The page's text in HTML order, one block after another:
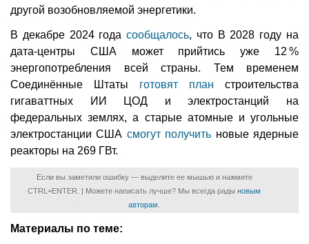
другой возобновляемой энергетики.
В декабре 2024 годасообщалось, что В 2028 году на
дата-центры США может прийтись уже 12 %
энергопотребления всей страны. Тем временем
Соединённые Штаты готовят план строительства
гигаваттных ИИ ЦОД и электростанций на
федеральных землях, а старые атомные и угольные
электростанции США смогут получить новые ядерные
реакторы на 269 ГВт.
Если вы заметили ошибку — выделите ее мышью и нажмите
CTRL+ENTER. | Можете написать лучше? Мы всегда рады новым
авторам
Материалы по теме: